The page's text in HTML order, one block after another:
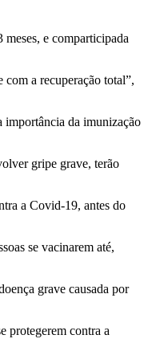
meses, e comparticipada
com a recuperação total”,
importância da imunização
gripe grave, terão
a Covid-19, antes do
se vacinarem até,
grave causada por
protegerem contra a